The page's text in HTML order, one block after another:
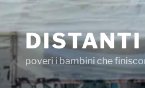
poveri i bambini che